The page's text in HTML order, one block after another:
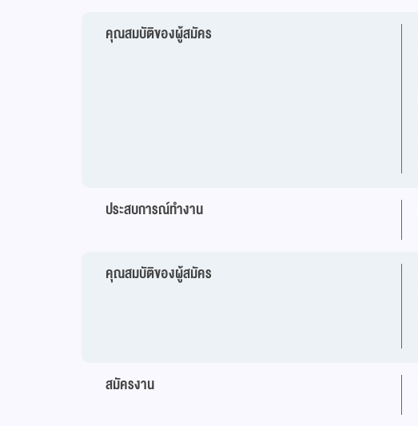
คุณสมบัติของผู้สมัคร
ประสบการณ์ทำงาน
คุณสมบัติของผู้สมัคร
สมัครงาน